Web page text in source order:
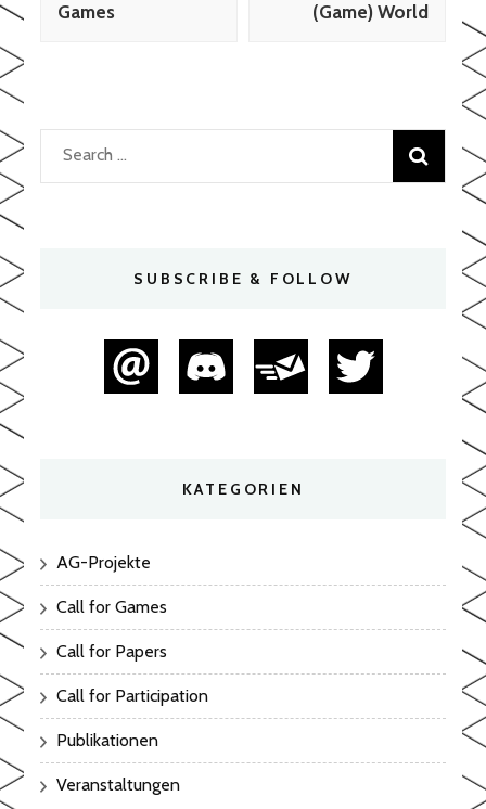
Games
(Game) World
Search
for:
SUBSCRIBE & FOLLOW
KATEGORIEN
AG-Projekte
Call for Games
Call for Papers
Call for Participation
Publikationen
Veranstaltungen